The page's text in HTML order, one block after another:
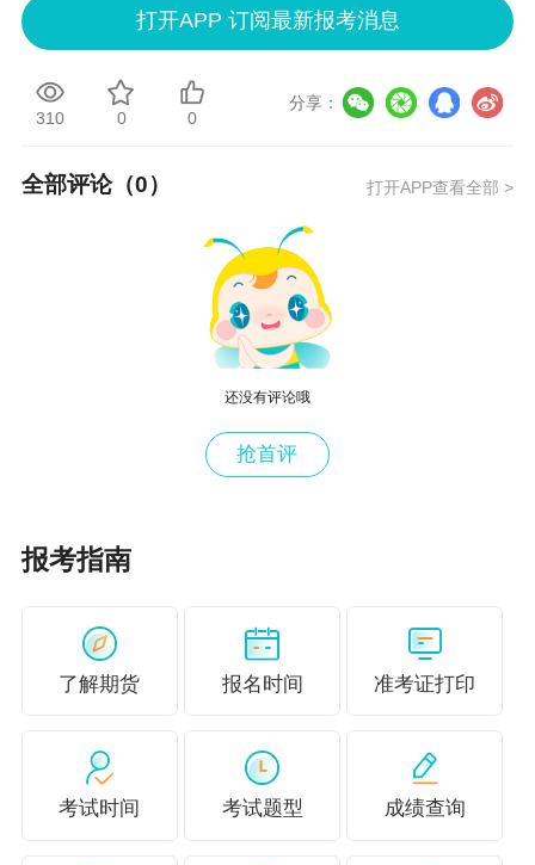
两个班次，超值精品班和高效实验班！
超值精品班：3大课程（基础精讲、习题强化、冲刺串
讲），七大服务（高清课件、学习记录、讲义课程下载、
：6大课程（基础精讲班、习题强化班、机考操
作系统、模考点评、冲刺串讲班、考前直播）、11大服务
智能交互课件、专属学习计划、班级管理/互动学习、个性
20元~
为你带来帮助！如果你觉得这篇上海 11月期货准考证打印
的相关分享对你有益，正保会计网校为您带来免费资
人是为明天活着的，因为记忆中有朝阳晓露
打开APP 订阅最新报考消息
310 0 0
分享：
全部评论（0） 打开APP查看全部 >
还没有评论哦
抢首评
报考指南
了解期货 报名时间 准考证打印
考试时间 考试题型 成绩查询